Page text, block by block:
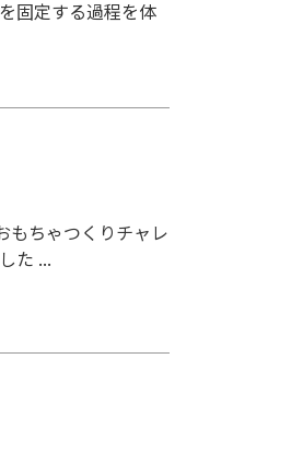
固定する過程を体
もちゃつくりチャレ
た ...